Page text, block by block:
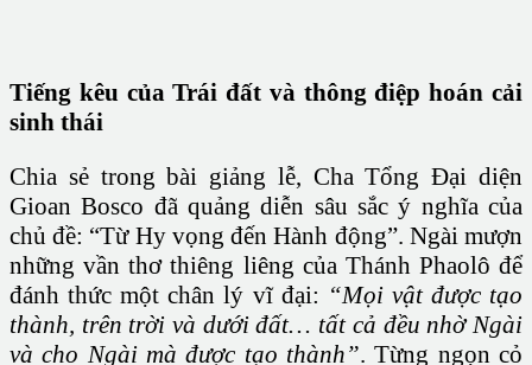
Tiếng kêu của Trái đất và thông điệp hoán cải
sinh thái
Chia sẻ trong bài giảng lễ, Cha Tổng Đại diện
Gioan Bosco đã quảng diễn sâu sắc ý nghĩa của
chủ đề: “Từ Hy vọng đến Hành động”. Ngài mượn
những vần thơ thiêng liêng của Thánh Phaolô để
đánh thức một chân lý vĩ đại: “Mọi vật được tạo
thành, trên trời và dưới đất… tất cả đều nhờ Ngài
và cho Ngài mà được tạo thành”. Từng ngọn cỏ